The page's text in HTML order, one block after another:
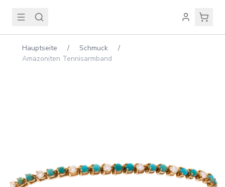
Hauptseite / Schmuck
/
Amazoniten Tennisarmband